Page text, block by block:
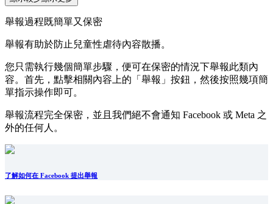
舉報過程既簡單又保密
舉報有助於防止兒童性虐待內容散播。
您只需執行幾個簡單步驟，便可在保密的情況下舉報此類內
容。首先，點擊相關內容上的「舉報」按鈕，然後按照幾項簡
單指示操作即可。
舉報流程完全保密，並且我們絕不會通知 Facebook 或 Meta 之
外的任何人。
了解如何在 Facebook 提出舉報